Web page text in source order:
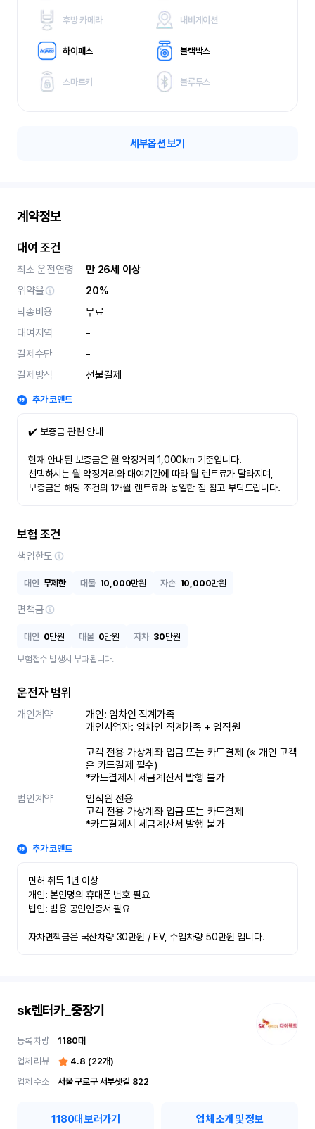
후방 카메라 내비게이션
하이패스 블랙박스
스마트키 블루투스
세부옵션 보기
계약정보
대여 조건
최소 운전연령
만 26세 이상
위약율
20%
탁송비용
무료
대여지역
-
결제수단
-
결제방식
선불결제
추가 코멘트
✔️ 보증금 관련 안내
현재 안내된 보증금은 월 약정거리 1,000km 기준입니다.
선택하시는 월 약정거리와 대여기간에 따라 월 렌트료가 달라지며,
보증금은 해당 조건의 1개월 렌트료와 동일한 점 참고 부탁드립니다.
보험 조건
책임한도
대인 무제한 대물 10,000만원 자손 10,000만원
면책금
대인 0만원 대물 0만원 자차 30만원
보험접수 발생시 부과됩니다.
운전자 범위
개인계약
개인: 임차인 직계가족
개인사업자: 임차인 직계가족 + 임직원
고객 전용 가상계좌 입금 또는 카드결제 (※ 개인 고객
은 카드결제 필수)
*카드결제시 세금계산서 발행 불가
법인계약
임직원 전용
고객 전용 가상계좌 입금 또는 카드결제
*카드결제시 세금계산서 발행 불가
추가 코멘트
면허 취득 1년 이상
개인: 본인명의 휴대폰 번호 필요
법인: 범용 공인인증서 필요
자차면책금은 국산차량 30만원 / EV, 수입차량 50만원 입니다.
sk렌터카_중장기
등록 차량 1180대
업체 리뷰
4.8 (22개)
업체 주소
서울 구로구 서부샛길 822
1180대 보러가기 업체 소개 및 정보